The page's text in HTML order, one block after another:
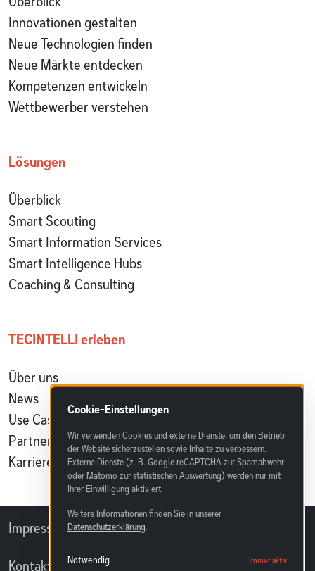
Innovationen gestalten
Neue Technologien finden
Neue Märkte entdecken
Kompetenzen entwickeln
Wettbewerber verstehen
Lösungen
Überblick
Smart Scouting
Smart Information Services
Smart Intelligence Hubs
Coaching & Consulting
TECINTELLI erleben
Über uns
News
Use Cases & Referenzen
Partnerprogramm
Karriere
Impressum
Kontakt
Cookie-Einstellungen
Wir verwenden Cookies und externe Dienste, um den Betrieb
der Website sicherzustellen sowie Inhalte zu verbessern.
Externe Dienste (z. B. Google reCAPTCHA zur Spamabwehr
oder Matomo zur statistischen Auswertung) werden nur mit
Ihrer Einwilligung aktiviert.
Weitere Informationen finden Sie in unserer
Datenschutzerklärung.
Notwendig Immer aktiv